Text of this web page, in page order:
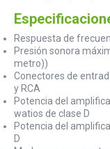
Respuesta de
Presión sonora
metro))
Conectores de
y RCA
Potencia del
watios de clase D
Potencia del
D